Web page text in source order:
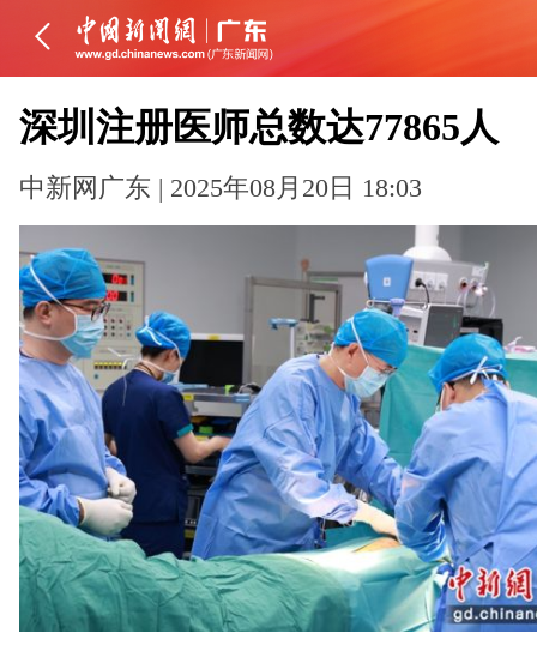
深圳注册医师总数达77865人
中新网广东 | 2025年08月20日 18:03